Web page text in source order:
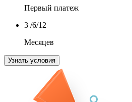
Первый платеж
3 /6/12
Месяцев
Узнать условия